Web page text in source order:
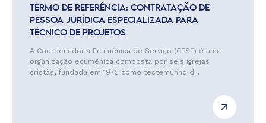
TERMO DE REFERÊNCIA: CONTRATAÇÃO DE
PESSOA JURÍDICA ESPECIALIZADA PARA
TÉCNICO DE PROJETOS
A Coordenadoria Ecumênica de Serviço (CESE) é uma
organização ecumênica composta por seis igrejas
cristãs, fundada em 1973 como testemunho d...